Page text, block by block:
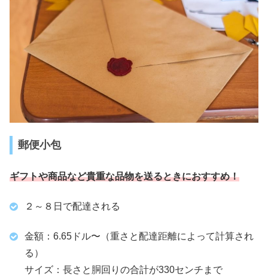
郵便小包
ギフトや商品など貴重な品物を送るときにおすすめ！
２～８日で配達される
金額：6.65ドル〜（重さと配達距離によって計算され
る）
サイズ：長さと胴回りの合計が330センチまで